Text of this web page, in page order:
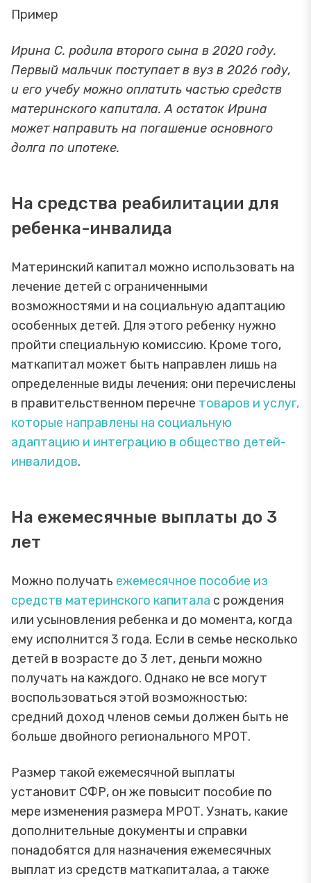
Пример
Ирина С. родила второго сына в 2020 году.
Первый мальчик поступает в вуз в 2026 году,
и его учебу можно оплатить частью средств
материнского капитала. А остаток Ирина
может направить на погашение основного
долга по ипотеке.
На средства реабилитации для
ребенка-инвалида
Материнский капитал можно использовать на
лечение детей с ограниченными
возможностями и на социальную адаптацию
особенных детей. Для этого ребенку нужно
пройти специальную комиссию. Кроме того,
маткапитал может быть направлен лишь на
определенные виды лечения: они перечислены
в правительственном перечне товаров и услуг,
которые направлены на социальную
адаптацию и интеграцию в общество детей-
инвалидов.
На ежемесячные выплаты до 3
лет
Можно получать ежемесячное пособие из
средств материнского капитала с рождения
или усыновления ребенка и до момента, когда
ему исполнится 3 года. Если в семье несколько
детей в возрасте до 3 лет, деньги можно
получать на каждого. Однако не все могут
воспользоваться этой возможностью:
средний доход членов семьи должен быть не
больше двойного регионального МРОТ.
Размер такой ежемесячной выплаты
установит СФР, он же повысит пособие по
мере изменения размера МРОТ. Узнать, какие
дополнительные документы и справки
понадобятся для назначения ежемесячных
выплат из средств маткапиталаа, а также